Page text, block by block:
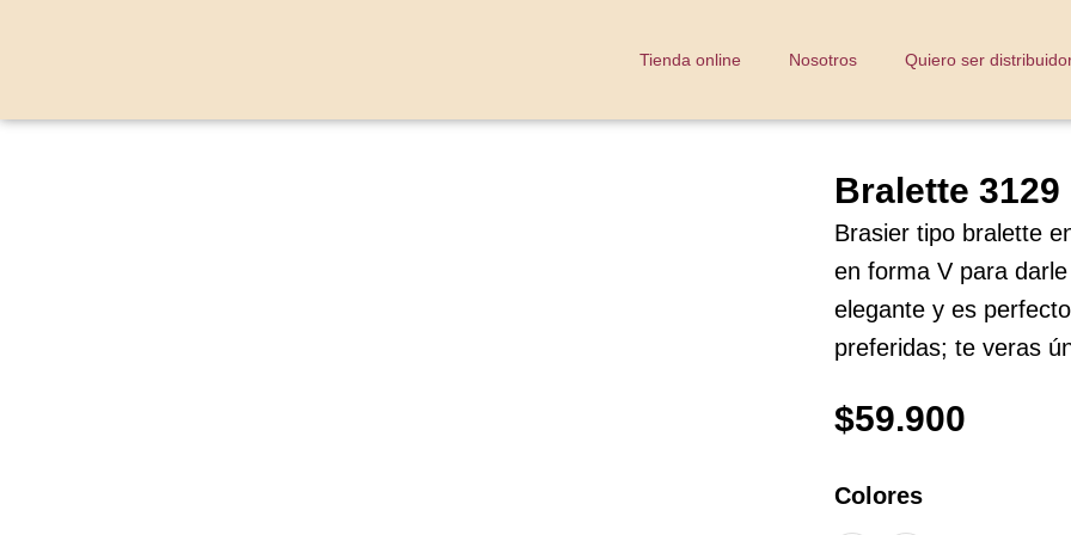
Tienda online Nosotros Quiero ser
Bralette 3129
Brasier tipo bralette
en forma V para
elegante y es
preferidas; te veras
$59.900
Colores